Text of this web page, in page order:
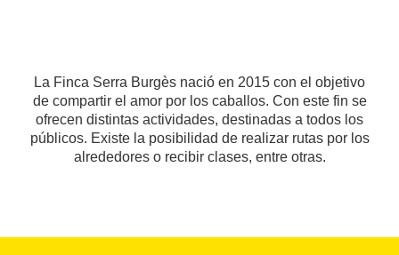
La Finca Serra Burgès nació en 2015 con el objetivo
de compartir el amor por los caballos. Con este fin se
ofrecen distintas actividades, destinadas a todos los
públicos. Existe la posibilidad de realizar rutas por los
alrededores o recibir clases, entre otras.